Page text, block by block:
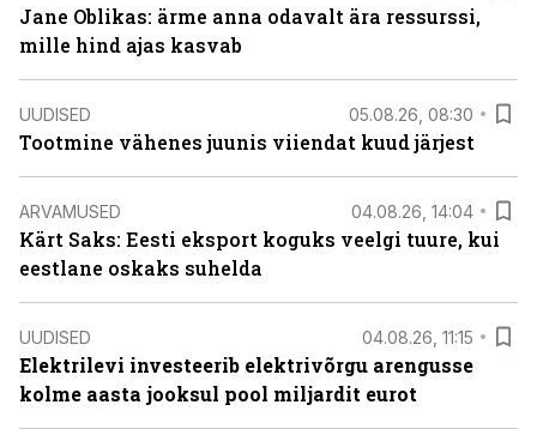
Jane Oblikas: ärme anna odavalt ära ressurssi,
mille hind ajas kasvab
UUDISED 05.08.26, 08:30
Tootmine vähenes juunis viiendat kuud järjest
ARVAMUSED 04.08.26, 14:04
Kärt Saks: Eesti eksport koguks veelgi tuure, kui
eestlane oskaks suhelda
UUDISED 04.08.26, 11:15
Elektrilevi investeerib elektrivõrgu arengusse
kolme aasta jooksul pool miljardit eurot